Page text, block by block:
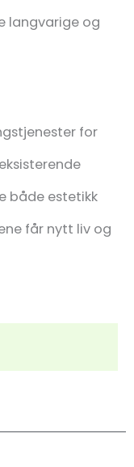
langvarige og
for
både estetikk
får nytt liv og